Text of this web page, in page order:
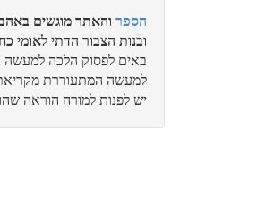
הספר והאתר מוגשים
ובנות הצבור הדתי לאומי
באים לפסוק הלכה למעשה
למעשה המתעוררת
יש לפנות למורה הוראה